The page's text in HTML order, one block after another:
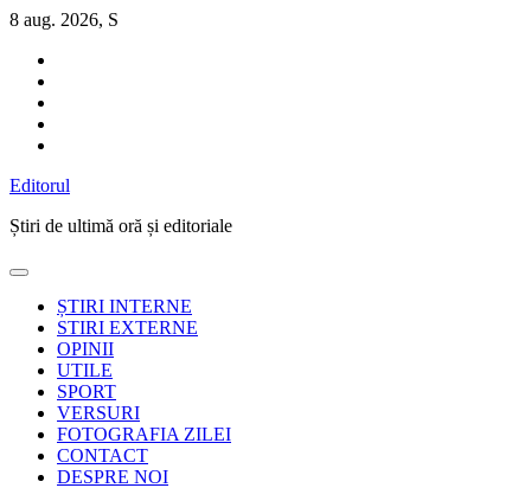
Sari
conținut
8 aug. 2026, S
Editorul
Știri de ultimă oră și editoriale
ȘTIRI INTERNE
STIRI EXTERNE
OPINII
UTILE
SPORT
VERSURI
FOTOGRAFIA ZILEI
CONTACT
DESPRE NOI